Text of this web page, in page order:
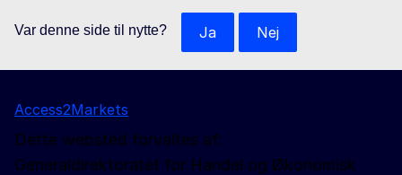
Var denne side til nytte? Ja Nej
Access2Markets
Dette websted forvaltes af:
Generaldirektoratet for Handel og Økonomisk